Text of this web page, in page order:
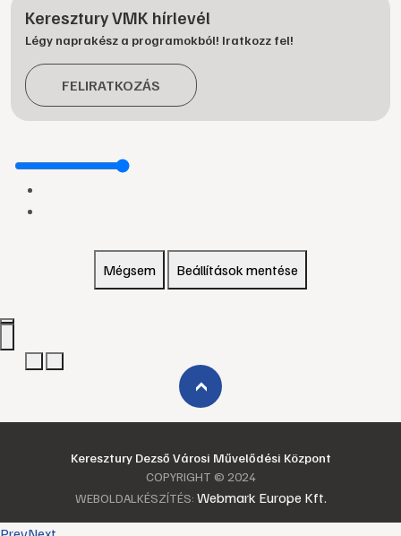
Keresztury VMK hírlevél
Légy naprakész a programokból! Iratkozz fel!
FELIRATKOZÁS
Mégsem Beállítások mentése
›
Keresztury Dezső Városi Művelődési Központ
COPYRIGHT © 2024
WEBOLDALKÉSZÍTÉS: Webmark Europe Kft.